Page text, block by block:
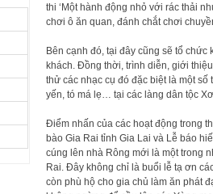
thi ‘Một hành động nhỏ với rác thải
chơi ô ăn quan, đánh chắt chơi
Bên cạnh đó, tại đây cũng sẽ tổ
khách. Đồng thời, trình diễn, giới
thử các nhạc cụ đó đặc biệt là một
yến, tó má lẹ… tại các làng dân tộc
Điểm nhấn của các hoạt động trong
bào Gia Rai tỉnh Gia Lai và Lễ báo
cúng lên nhà Rông mới là một trong
Rai. Đây không chỉ là buổi lễ tạ ơn
còn phù hộ cho gia chủ làm ăn phát